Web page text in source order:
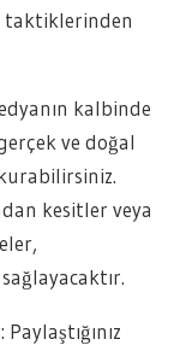
taktiklerinden
kalbinde
ve doğal
kesitler veya